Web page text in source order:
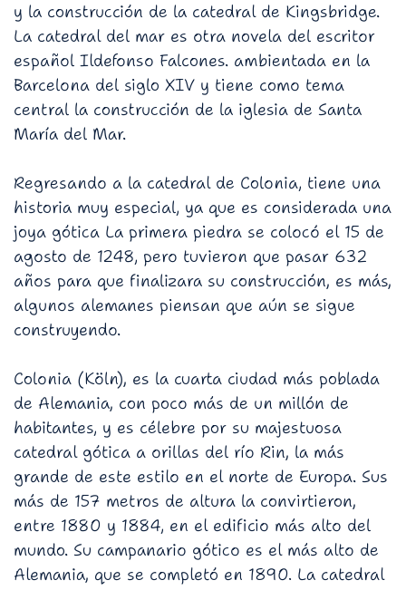
y la construcción de la catedral de Kingsbridge.
La catedral del mar es otra novela del escritor
español Ildefonso Falcones. ambientada en la
Barcelona del siglo XIV y tiene como tema
central la construcción de la iglesia de Santa
María del Mar.
Regresando a la catedral de Colonia, tiene una
historia muy especial, ya que es considerada una
joya gótica La primera piedra se colocó el 15 de
agosto de 1248, pero tuvieron que pasar 632
años para que finalizara su construcción, es más,
algunos alemanes piensan que aún se sigue
construyendo.
Colonia (Köln), es la cuarta ciudad más poblada
de Alemania, con poco más de un millón de
habitantes, y es célebre por su majestuosa
catedral gótica a orillas del río Rin, la más
grande de este estilo en el norte de Europa. Sus
más de 157 metros de altura la convirtieron,
entre 1880 y 1884, en el edificio más alto del
mundo. Su campanario gótico es el más alto de
Alemania, que se completó en 1890. La catedral